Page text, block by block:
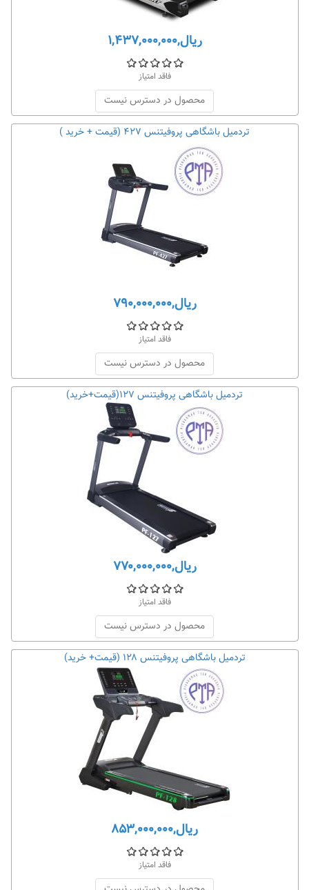
ریال,۱,۴۳۷,۰۰۰,۰۰۰
فاقد امتیاز
محصول در دسترس نیست
تردمیل باشگاهی پروفیتنس ۴۲۷ (قیمت + خرید )
ریال,۷۹۰,۰۰۰,۰۰۰
فاقد امتیاز
محصول در دسترس نیست
تردمیل باشگاهی پروفیتنس ۱۲۷(قیمت+خرید)
ریال,۷۷۰,۰۰۰,۰۰۰
فاقد امتیاز
محصول در دسترس نیست
تردمیل باشگاهی پروفیتنس ۱۲۸ (قیمت+ خرید)
ریال,۸۵۳,۰۰۰,۰۰۰
فاقد امتیاز